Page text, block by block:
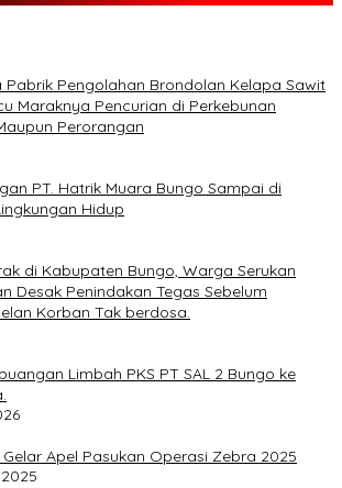
Pabrik Pengolahan Brondolan Kelapa Sawit
Maraknya Pencurian di Perkebunan
Perorangan
PT. Hatrik Muara Bungo Sampai di
Hidup
di Kabupaten Bungo, Warga Serukan
Desak Penindakan Tegas Sebelum
Korban Tak berdosa.
Limbah PKS PT SAL 2 Bungo ke
Apel Pasukan Operasi Zebra 2025